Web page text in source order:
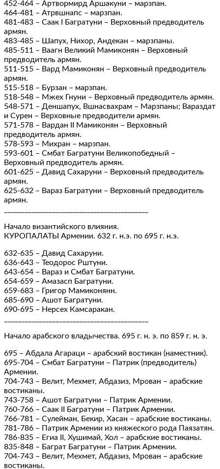
452-464 – Артвормирд Аршакуни – марзпан.
464-481 – Атрвшнапс – марзпан.
481-483 – Саак I Багратуни – Верховный предводитель
армян.
483-485 – Шапух, Нихор, Андекан – марзпаны.
485-511 – Ваагн Великий Мамиконян – Верховный
предводитель армян.
511-515 – Вард Мамиконян – Верховный предводитель
армян.
515-518 – Бурзан – марзпан.
518-548 – Мжех Гнуни – Верховный предводитель армян.
548-571 – Деншапух, Вшнасвахрам – Марзпаны; Вараздат
и Сурен – Верховные предводители армян.
571-578 – Вардан II Мамиконян – Верховный
предводитель армян.
578-593 – Михран – марзпан.
593-601 – Смбат Багратуни Великопобедный –
Верховный предводитель армян.
601-625 – Давид Сахаруни – Верховный предводитель
армян.
625-632 – Вараз Багратуни – Верховный предводитель
армян.
Начало византийского влияния.
КУРОПАЛАТЫ Армении. 632 г. н.э. по 695 г. н.э.
632-635 – Давид Сахаруни.
636-643 – Теодорос Рштуни.
643-654 – Вараз и Смбат Багратуни.
654-659 – Амазасп Багратуни.
659-683 – Григор Мамиконянн.
685-690 – Ашот Багратуни.
690-695 – Нерсех Камсаракан.
Начало арабского владычества. 695 г. н. э. по 859 г. н. э.
695 – Абдала Агараци – арабский востикан (наместник).
695-704 – Смбат Багратуни – Патрик (предводитель)
Армении.
704-743 – Велит, Мехмет, Абдазиз, Мрован – арабские
востиканы.
743-758 – Ашот Багратуни – Патрик Армении.
760-766 – Саак II Багратуни – Патрик Армении.
766-781 – Сулейман, Бекир, Хасан – арабские востиканы.
781-786 – Патрик Армении из княжеского рода Паязатян.
786-835 – Егиа II, Хушимай, Хол – арабские востиканы.
835-848 – Баграт Багратуни – Патрик Армении.
704-743 – Велит, Мехмет, Абдазиз, Мрован – арабские
востиканы.